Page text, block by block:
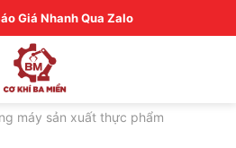
0326770772
máy sản xuất thực phẩm
Giá Nhanh Qua Zalo